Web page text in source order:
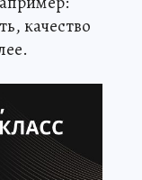
качество